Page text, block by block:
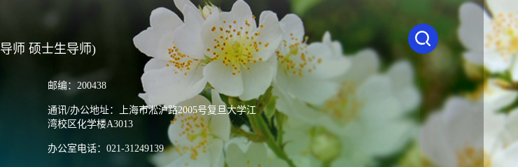
师 硕士生导师)
邮编：200438
通讯/办公地址：上海市淞沪路2005号复旦大学江
湾校区化学楼A3013
办公室电话：021-31249139